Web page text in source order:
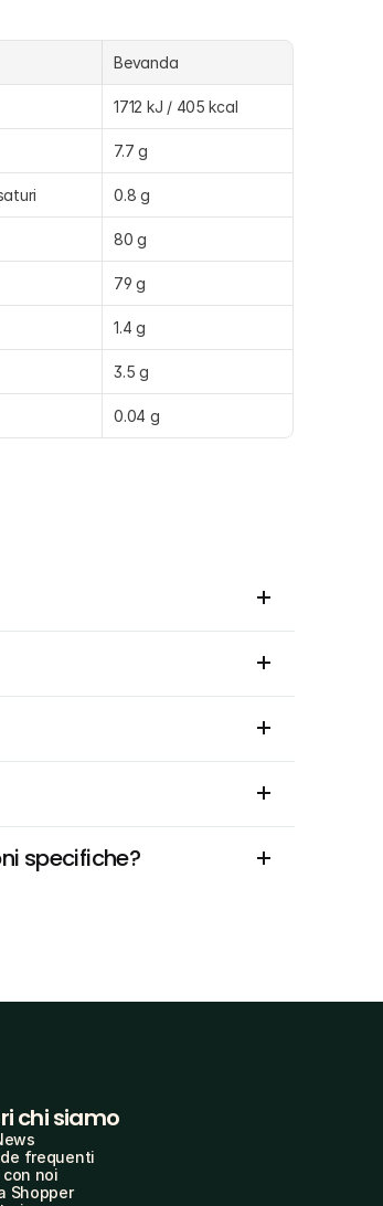
Bevanda
1712 kJ / 405 kcal
7.7 g
0.8 g
80 g
79 g
1.4 g
3.5 g
0.04 g
specifiche?
chi siamo
frequenti
con noi
Shopper